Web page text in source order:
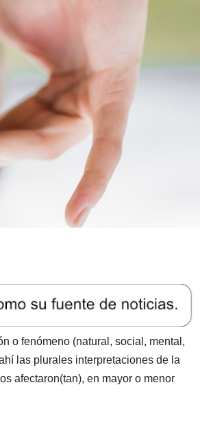
o fenómeno (natural, social, mental,
las plurales interpretaciones de la
afectaron(tan), en mayor o menor